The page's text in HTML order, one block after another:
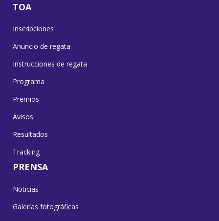
TOA
Inscripciones
Anuncio de regata
Instrucciones de regata
Programa
Premios
Avisos
Resultados
Tracking
PRENSA
Noticias
Galerías fotográficas